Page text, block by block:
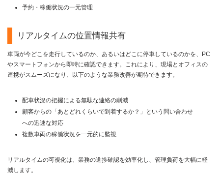
予約・稼働状況の一元管理
リアルタイムの位置情報共有
車両が今どこを走行しているのか、あるいはどこに停車しているのかを、PC
やスマートフォンから即時に確認できます。これにより、現場とオフィスの
連携がスムーズになり、以下のような業務改善が期待できます。
配車状況の把握による無駄な連絡の削減
顧客からの「あとどれくらいで到着するか？」という問い合わせ
への迅速な対応
複数車両の稼働状況を一元的に監視
リアルタイムの可視化は、業務の進捗確認を効率化し、管理負荷を大幅に軽
減します。